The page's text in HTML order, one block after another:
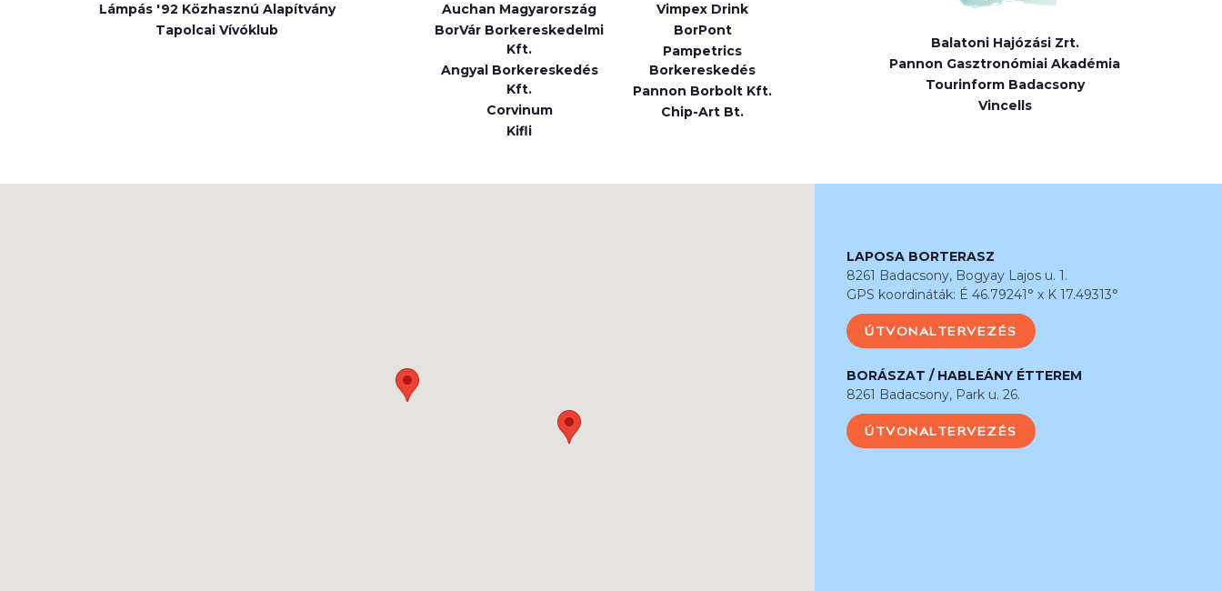
Lámpás '92 Közhasznú Alapítvány
Tapolcai Vívóklub
Auchan Magyarország
BorVár Borkereskedelmi
Kft.
Angyal Borkereskedés
Kft.
Corvinum
Kifli
Vimpex Drink
BorPont
Pampetrics
Borkereskedés
Pannon Borbolt Kft.
Chip-Art Bt.
Balatoni Hajózási Zrt.
Pannon Gasztronómiai Akadémia
Tourinform Badacsony
Vincells
LAPOSA BORTERASZ
8261 Badacsony, Bogyay Lajos u. 1.
GPS koordináták: É 46.79241° x K 17.49313°
ÚTVONALTERVEZÉS
BORÁSZAT / HABLEÁNY ÉTTEREM
8261 Badacsony, Park u. 26.
ÚTVONALTERVEZÉS